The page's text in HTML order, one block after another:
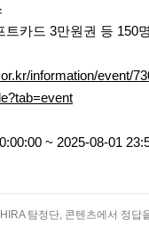
트카드 3만원권 등 150명
information/event/
~ 2025-08-01
탐정단, 콘텐츠에서 정답